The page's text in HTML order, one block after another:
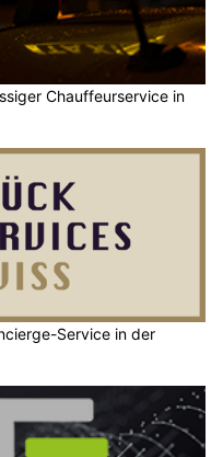
Chauffeurservice in
Service in der